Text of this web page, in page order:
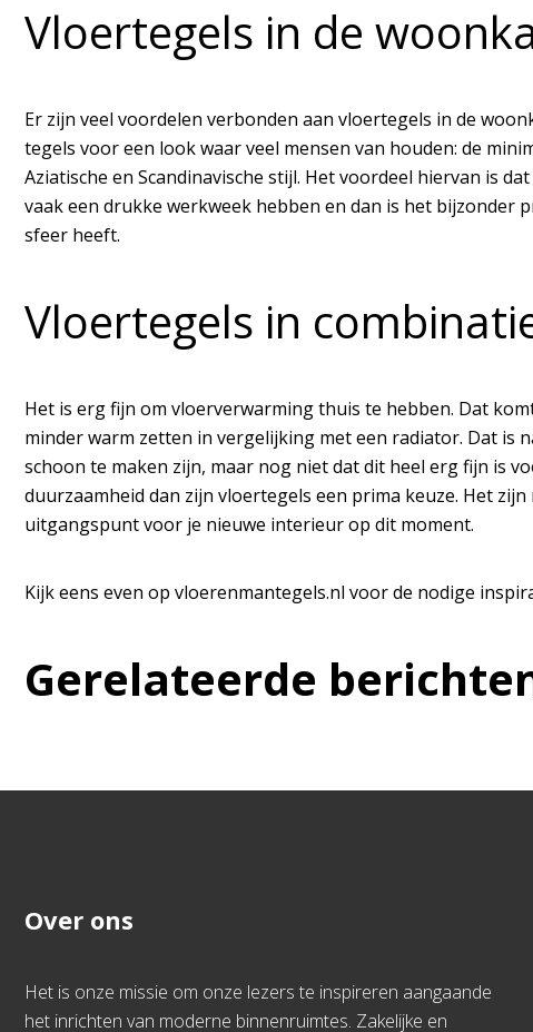
Vloertegels in de
Er zijn veel voordelen verbonden aan vloertegels in de
tegels voor een look waar veel mensen van houden: de
Aziatische en Scandinavische stijl. Het voordeel hiervan is
vaak een drukke werkweek hebben en dan is het bijzonder
sfeer heeft.
Vloertegels in
Het is erg fijn om vloerverwarming thuis te hebben. Dat
minder warm zetten in vergelijking met een radiator. Dat is
schoon te maken zijn, maar nog niet dat dit heel erg fijn is
duurzaamheid dan zijn vloertegels een prima keuze. Het
uitgangspunt voor je nieuwe interieur op dit moment.
Kijk eens even op vloerenmantegels.nl voor de nodige
Gerelateerde
Over ons
Het is onze missie om onze lezers te inspireren aangaande
het inrichten van moderne binnenruimtes. Zakelijke en